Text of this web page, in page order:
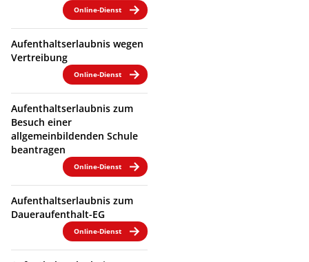
Online-Dienst
Aufenthaltserlaubnis wegen
Vertreibung
Online-Dienst
Aufenthaltserlaubnis zum
Besuch einer
allgemeinbildenden Schule
beantragen
Online-Dienst
Aufenthaltserlaubnis zum
Daueraufenthalt-EG
Online-Dienst